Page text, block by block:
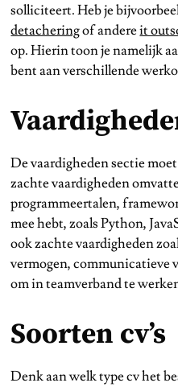
solliciteert. Heb je
detacheringof andereit
op. Hierin toon je namelijk
bent aan verschillende
De vaardigheden sectie
zachte vaardigheden
programmeertalen,
mee hebt, zoals Python,
ook zachte vaardigheden
vermogen, communicatieve
om in teamverband te
Soorten cv’s
Denk aan welk type cv het